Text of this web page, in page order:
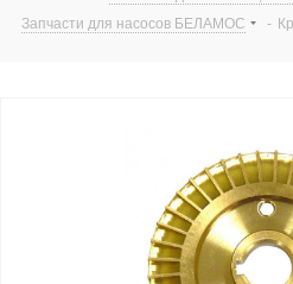
Запчасти для насосов БЕЛАМОС
-